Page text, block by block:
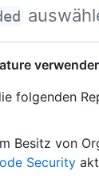
folgenden
Besitz von
Security